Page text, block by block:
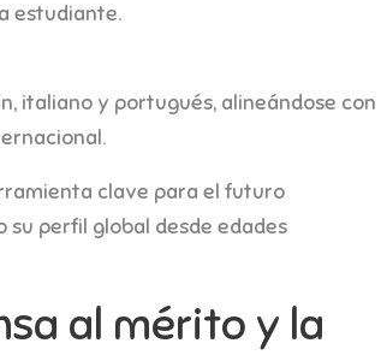
estudiante.
italiano y portugués, alineándose con
clave para el futuro
perfil global desde edades
al mérito y la